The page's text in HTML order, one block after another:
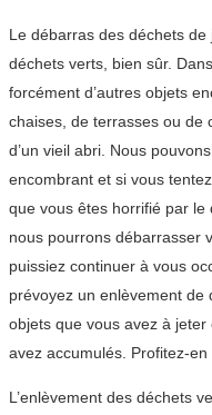
Le débarras des déchets
déchets verts, bien sûr.
forcément d’autres objets
chaises, de terrasses ou de
d’un vieil abri. Nous
encombrant et si vous
que vous êtes horrifié par
nous pourrons débarrasser
puissiez continuer à vous
prévoyez un enlèvement de
objets que vous avez à
avez accumulés. Profitez-
L’enlèvement des déchets